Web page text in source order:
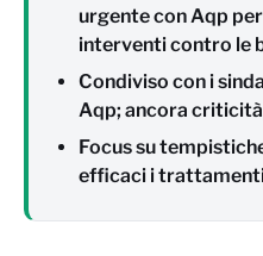
urgente con Aqp
interventi contro le
Condiviso con i
Aqp; ancora
Focus su
efficaci i